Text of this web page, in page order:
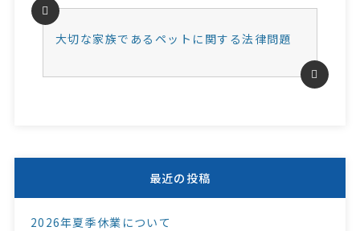
大切な家族であるペットに関する法律問題
最近の投稿
2026年夏季休業について